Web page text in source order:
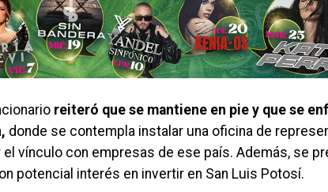
reiteró que se mantiene en pie y que se
donde se contempla instalar una oficina de
vínculo con empresas de ese país. Además, se
potencial interés en invertir en San Luis Potosí.